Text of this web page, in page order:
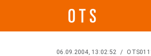
06.09.2004, 13:02:52 /